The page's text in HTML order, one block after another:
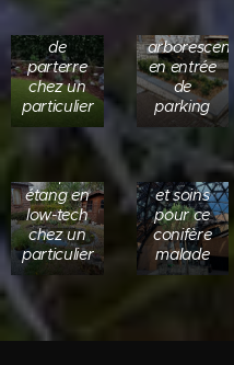
de
parterre
chez un
particulier
arborescents
en entrée
de
parking
Création
étang en
low-tech
chez un
particulier
Traitement
et soins
pour ce
conifère
malade